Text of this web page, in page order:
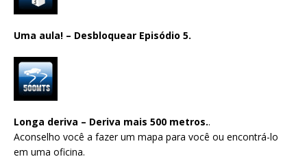
Uma aula! – Desbloquear Episódio 5.
Longa deriva – Deriva mais 500 metros..
Aconselho você a fazer um mapa para você ou encontrá-lo
em uma oficina.